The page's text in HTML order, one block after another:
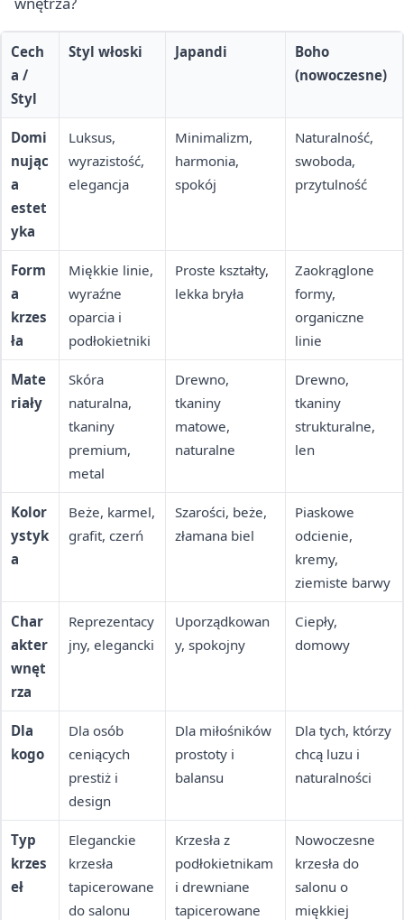
Cech
a /
Styl
Styl włoski Japandi
Boho
(nowoczesne)
Domi
nując
a
estet
yka
Luksus,
wyrazistość,
elegancja
Minimalizm,
harmonia,
spokój
Naturalność,
swoboda,
przytulność
Form
a
krzes
ła
Miękkie linie,
wyraźne
oparcia i
podłokietniki
Proste kształty,
lekka bryła
Zaokrąglone
formy,
organiczne
linie
Mate
riały
Skóra
naturalna,
tkaniny
premium,
metal
Drewno,
tkaniny
matowe,
naturalne
Drewno,
tkaniny
strukturalne,
len
Kolor
ystyk
a
Beże, karmel,
grafit, czerń
Szarości, beże,
złamana biel
Piaskowe
odcienie,
kremy,
ziemiste barwy
Char
akter
wnęt
rza
Reprezentacy
jny, elegancki
Uporządkowan
y, spokojny
Ciepły,
domowy
Dla
kogo
Dla osób
ceniących
prestiż i
design
Dla miłośników
prostoty i
balansu
Dla tych, którzy
chcą luzu i
naturalności
Typ
krzes
eł
Eleganckie
krzesła
tapicerowane
do salonu
Krzesła z
podłokietnikam
i drewniane
tapicerowane
Nowoczesne
krzesła do
salonu o
miękkiej